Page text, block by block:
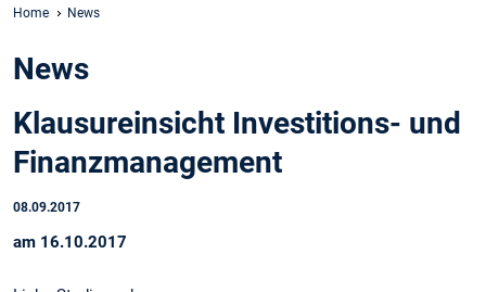
Home News
News
Klausureinsicht Investitions- und
Finanzmanagement
08.09.2017
am 16.10.2017